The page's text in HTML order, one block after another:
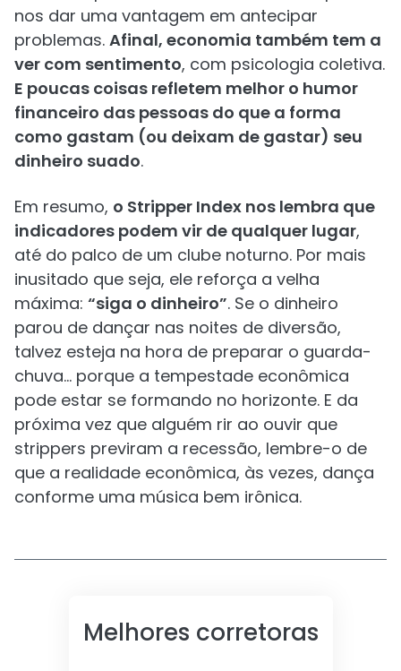
nos dar uma vantagem em antecipar
problemas. Afinal, economia também tem a
ver com sentimento, com psicologia coletiva.
E poucas coisas refletem melhor o humor
financeiro das pessoas do que a forma
como gastam (ou deixam de gastar) seu
dinheiro suado.
Em resumo, o Stripper Index nos lembra que
indicadores podem vir de qualquer lugar,
até do palco de um clube noturno. Por mais
inusitado que seja, ele reforça a velha
máxima: “siga o dinheiro”. Se o dinheiro
parou de dançar nas noites de diversão,
talvez esteja na hora de preparar o guarda-
chuva… porque a tempestade econômica
pode estar se formando no horizonte. E da
próxima vez que alguém rir ao ouvir que
strippers previram a recessão, lembre-o de
que a realidade econômica, às vezes, dança
conforme uma música bem irônica.
Melhores corretoras